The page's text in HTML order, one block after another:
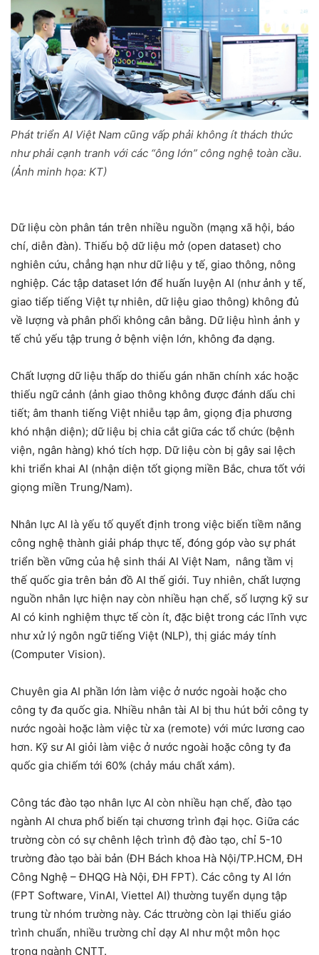
Phát triển AI Việt Nam cũng vấp phải không ít thách thức
như phải cạnh tranh với các “ông lớn” công nghệ toàn cầu.
(Ảnh minh họa: KT)
Dữ liệu còn phân tán trên nhiều nguồn (mạng xã hội, báo
chí, diễn đàn). Thiếu bộ dữ liệu mở (open dataset) cho
nghiên cứu, chẳng hạn như dữ liệu y tế, giao thông, nông
nghiệp. Các tập dataset lớn để huấn luyện AI (như ảnh y tế,
giao tiếp tiếng Việt tự nhiên, dữ liệu giao thông) không đủ
về lượng và phân phối không cân bằng. Dữ liệu hình ảnh y
tế chủ yếu tập trung ở bệnh viện lớn, không đa dạng.
Chất lượng dữ liệu thấp do thiếu gán nhãn chính xác hoặc
thiếu ngữ cảnh (ảnh giao thông không được đánh dấu chi
tiết; âm thanh tiếng Việt nhiễu tạp âm, giọng địa phương
khó nhận diện); dữ liệu bị chia cắt giữa các tổ chức (bệnh
viện, ngân hàng) khó tích hợp. Dữ liệu còn bị gây sai lệch
khi triển khai AI (nhận diện tốt giọng miền Bắc, chưa tốt với
giọng miền Trung/Nam).
Nhân lực AI là yếu tố quyết định trong việc biến tiềm năng
công nghệ thành giải pháp thực tế, đóng góp vào sự phát
triển bền vững của hệ sinh thái AI Việt Nam, nâng tầm vị
thế quốc gia trên bản đồ AI thế giới. Tuy nhiên, chất lượng
nguồn nhân lực hiện nay còn nhiều hạn chế, số lượng kỹ sư
AI có kinh nghiệm thực tế còn ít, đặc biệt trong các lĩnh vực
như xử lý ngôn ngữ tiếng Việt (NLP), thị giác máy tính
(Computer Vision).
Chuyên gia AI phần lớn làm việc ở nước ngoài hoặc cho
công ty đa quốc gia. Nhiều nhân tài AI bị thu hút bởi công ty
nước ngoài hoặc làm việc từ xa (remote) với mức lương cao
hơn. Kỹ sư AI giỏi làm việc ở nước ngoài hoặc công ty đa
quốc gia chiếm tới 60% (chảy máu chất xám).
Công tác đào tạo nhân lực AI còn nhiều hạn chế, đào tạo
ngành AI chưa phổ biến tại chương trình đại học. Giữa các
trường còn có sự chênh lệch trình độ đào tạo, chỉ 5-10
trường đào tạo bài bản (ĐH Bách khoa Hà Nội/TP.HCM, ĐH
Công Nghệ – ĐHQG Hà Nội, ĐH FPT). Các công ty AI lớn
(FPT Software, VinAI, Viettel AI) thường tuyển dụng tập
trung từ nhóm trường này. Các ttrường còn lại thiếu giáo
trình chuẩn, nhiều trường chỉ dạy AI như một môn học
trong ngành CNTT.